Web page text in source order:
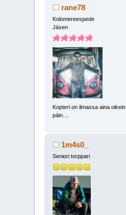
rane78
Kolomereespede
Jäsen
Kopteri on ilmassa aina oikein
päin....
1m4s0_
Seniori torppari